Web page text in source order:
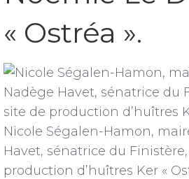
« Ostréa ».
Nicole Ségalen-Hamon,
Havet, sénatrice du
production d’huîtres Ker «